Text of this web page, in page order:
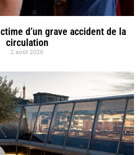
d’un grave accident de la
circulation
2 août 2026